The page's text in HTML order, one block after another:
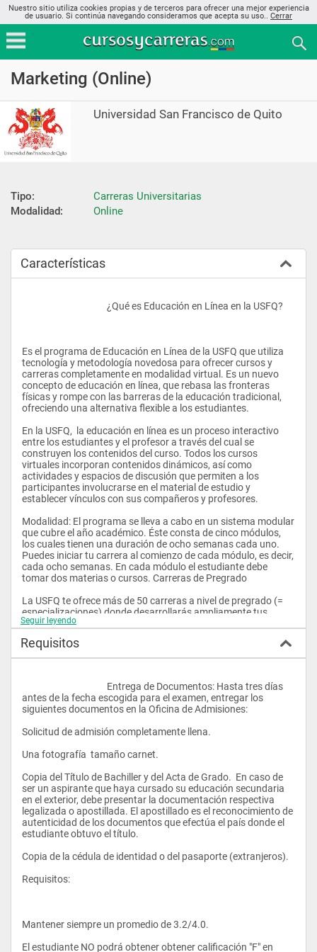
Nuestro sitio utiliza cookies propias y de terceros para ofrecer una mejor experiencia
de usuario. Si continúa navegando consideramos que acepta su uso.. Cerrar
Marketing (Online)
Universidad San Francisco de Quito
Tipo:
Carreras Universitarias
Modalidad:
Online
Características
					¿Qué es Educación en Línea en la USFQ?
Es el programa de Educación en Línea de la USFQ que utiliza
tecnología y metodología novedosa para ofrecer cursos y
carreras completamente en modalidad virtual. Es un nuevo
concepto de educación en línea, que rebasa las fronteras
físicas y rompe con las barreras de la educación tradicional,
ofreciendo una alternativa flexible a los estudiantes.
En la USFQ,  la educación en línea es un proceso interactivo
entre los estudiantes y el profesor a través del cual se
construyen los contenidos del curso. Todos los cursos
virtuales incorporan contenidos dinámicos, así como
actividades y espacios de discusión que permiten a los
participantes involucrarse en el material de estudio y
establecer vínculos con sus compañeros y profesores.
Modalidad: El programa se lleva a cabo en un sistema modular
que cubre el año académico. Éste consta de cinco módulos,
los cuales tienen una duración de ocho semanas cada uno.
Puedes iniciar tu carrera al comienzo de cada módulo, es decir,
cada ocho semanas. En cada módulo el estudiante debe
tomar dos materias o cursos. Carreras de Pregrado
La USFQ te ofrece más de 50 carreras a nivel de pregrado (=
especializaciones) donde desarrollarás ampliamente tus
conocimientos académicos y fomentaremos el desarrollo de
crítico, resolución creativa de problemas e investigación
independiente. Formamos individuos globales, por lo que junto
cultura general y artes a través de cursos de Colegio General,
cursos optativos o de subespecialización.
Colegio Académico y Especialización: Al ingresar a la USFQ,
debes indicar el Colegio Académico al que deseas pertenecer.
Al principio del segundo año debes declarar tu carrera (=
especialización) con tu tutor durante la semana de registro.
Puedes cambiar tu colegio o especialización en la oficina del
Registrador. Recuerda que un cambio de especialización
puede representar un mayor número de cursos y, en ciertas
carreras, un costo adicional.
Doble Especialización: Puedes optar por una combinación de
hasta dos carreras. Para esto debes obtener la autorización
de los decanos respectivos, notificar al Registrador y anunciar
Seguir leyendo
Requisitos
antes de la fecha escogida para el examen, entregar los
siguientes documentos en la Oficina de Admisiones:
Solicitud de admisión completamente llena.
Una fotografía  tamaño carnet.
Copia del Título de Bachiller y del Acta de Grado.  En caso de
ser un aspirante que haya cursado su educación secundaria
en el exterior, debe presentar la documentación respectiva
legalizada o apostillada. El apostillado es el reconocimiento de
autenticidad de los documentos que efectúa el país donde el
estudiante obtuvo el título.
Copia de la cédula de identidad o del pasaporte (extranjeros).
Requisitos:
Mantener siempre un promedio de 3.2/4.0.
El estudiante NO podrá obtener obtener calificación "F" en